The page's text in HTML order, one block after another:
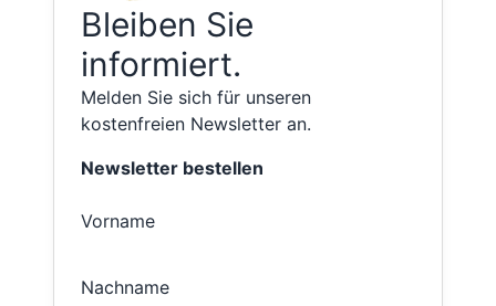
Bleiben Sie
informiert.
Melden Sie sich für unseren
kostenfreien Newsletter an.